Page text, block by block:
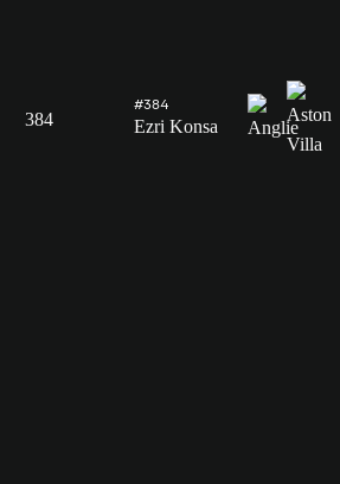
384
#384
Ezri Konsa